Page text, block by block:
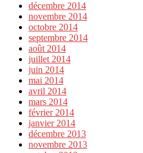
décembre 2014
novembre 2014
octobre 2014
septembre 2014
août 2014
juillet 2014
juin 2014
mai 2014
avril 2014
mars 2014
février 2014
janvier 2014
décembre 2013
novembre 2013